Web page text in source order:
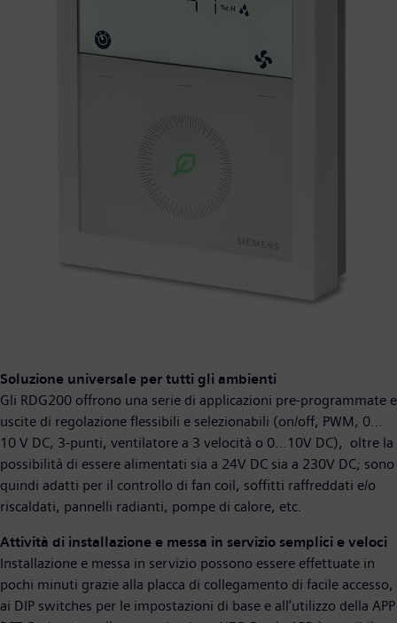
Soluzione universale per tutti gli ambienti
Gli RDG200 offrono una serie di applicazioni pre-programmate e
uscite di regolazione flessibili e selezionabili (on/off, PWM, 0…
10 V DC, 3-punti, ventilatore a 3 velocità o 0…10V DC), oltre la
possibilità di essere alimentati sia a 24V DC sia a 230V DC; sono
quindi adatti per il controllo di fan coil, soffitti raffreddati e/o
riscaldati, pannelli radianti, pompe di calore, etc.
Attività di installazione e messa in servizio semplici e veloci
Installazione e messa in servizio possono essere effettuate in
pochi minuti grazie alla placca di collegamento di facile accesso,
ai DIP switches per le impostazioni di base e all’utilizzo della APP